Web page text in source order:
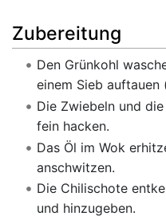
Zubereitung
Den Grünkohl
einem Sieb auftauen
Die Zwiebeln und
fein hacken.
Das Öl im Wok
anschwitzen.
Die Chilischote
und hinzugeben.